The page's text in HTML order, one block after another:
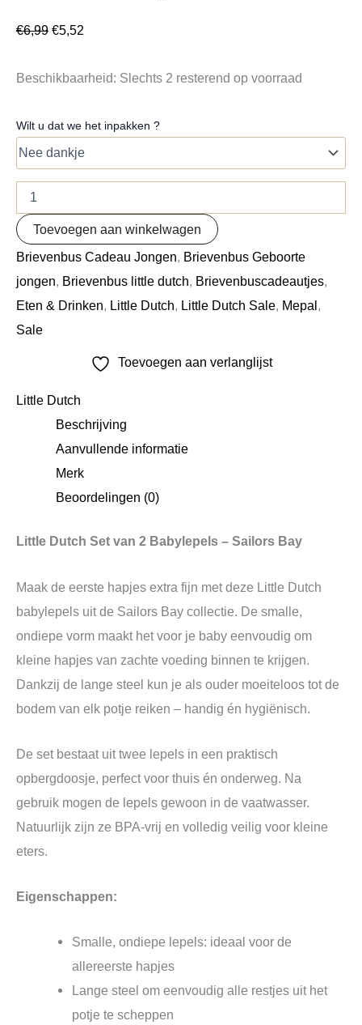
€6,99 €5,52
Beschikbaarheid: Slechts 2 resterend op voorraad
Wilt u dat we het inpakken ?
Toevoegen aan winkelwagen
Brievenbus Cadeau Jongen, Brievenbus Geboorte
jongen, Brievenbus little dutch, Brievenbuscadeautjes,
Eten & Drinken, Little Dutch, Little Dutch Sale, Mepal,
Sale
Toevoegen aan verlanglijst
Little Dutch
Beschrijving
Aanvullende informatie
Merk
Beoordelingen (0)
Little Dutch Set van 2 Babylepels – Sailors Bay
Maak de eerste hapjes extra fijn met deze Little Dutch
babylepels uit de Sailors Bay collectie. De smalle,
ondiepe vorm maakt het voor je baby eenvoudig om
kleine hapjes van zachte voeding binnen te krijgen.
Dankzij de lange steel kun je als ouder moeiteloos tot de
bodem van elk potje reiken – handig én hygiënisch.
De set bestaat uit twee lepels in een praktisch
opbergdoosje, perfect voor thuis én onderweg. Na
gebruik mogen de lepels gewoon in de vaatwasser.
Natuurlijk zijn ze BPA-vrij en volledig veilig voor kleine
eters.
Eigenschappen:
Smalle, ondiepe lepels: ideaal voor de
allereerste hapjes
Lange steel om eenvoudig alle restjes uit het
potje te scheppen